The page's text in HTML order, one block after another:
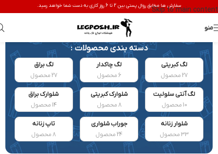
Skip to main contentسفارش ها مطابق روال پستی بین 2 تا 6 روز کاری به دست شما خواهد رسید.
منو
دسته بندی محصولات :
لگ کبریتی
27 محصول
لگ چاکدار
6 محصول
لگ براق
27 محصول
لگ آنتی سلولیت
10 محصول
شلوارک کبریتی
8 محصول
شلوارک براق
14 محصول
شلوار زنانه
33 محصول
جوراب شلواری
24 محصول
تاپ زنانه
8 محصول